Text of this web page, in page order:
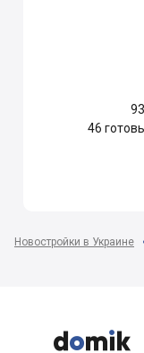
93
46
Новостройки в Украине


